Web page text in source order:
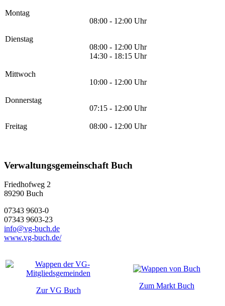
Montag
08:00 - 12:00 Uhr
Dienstag
08:00 - 12:00 Uhr
14:30 - 18:15 Uhr
Mittwoch
10:00 - 12:00 Uhr
Donnerstag
07:15 - 12:00 Uhr
Freitag 08:00 - 12:00 Uhr
Verwaltungsgemeinschaft Buch
Friedhofweg 2
89290 Buch
07343 9603-0
07343 9603-23
info@vg-buch.de
www.vg-buch.de/
Zur VG Buch
Zum Markt Buch